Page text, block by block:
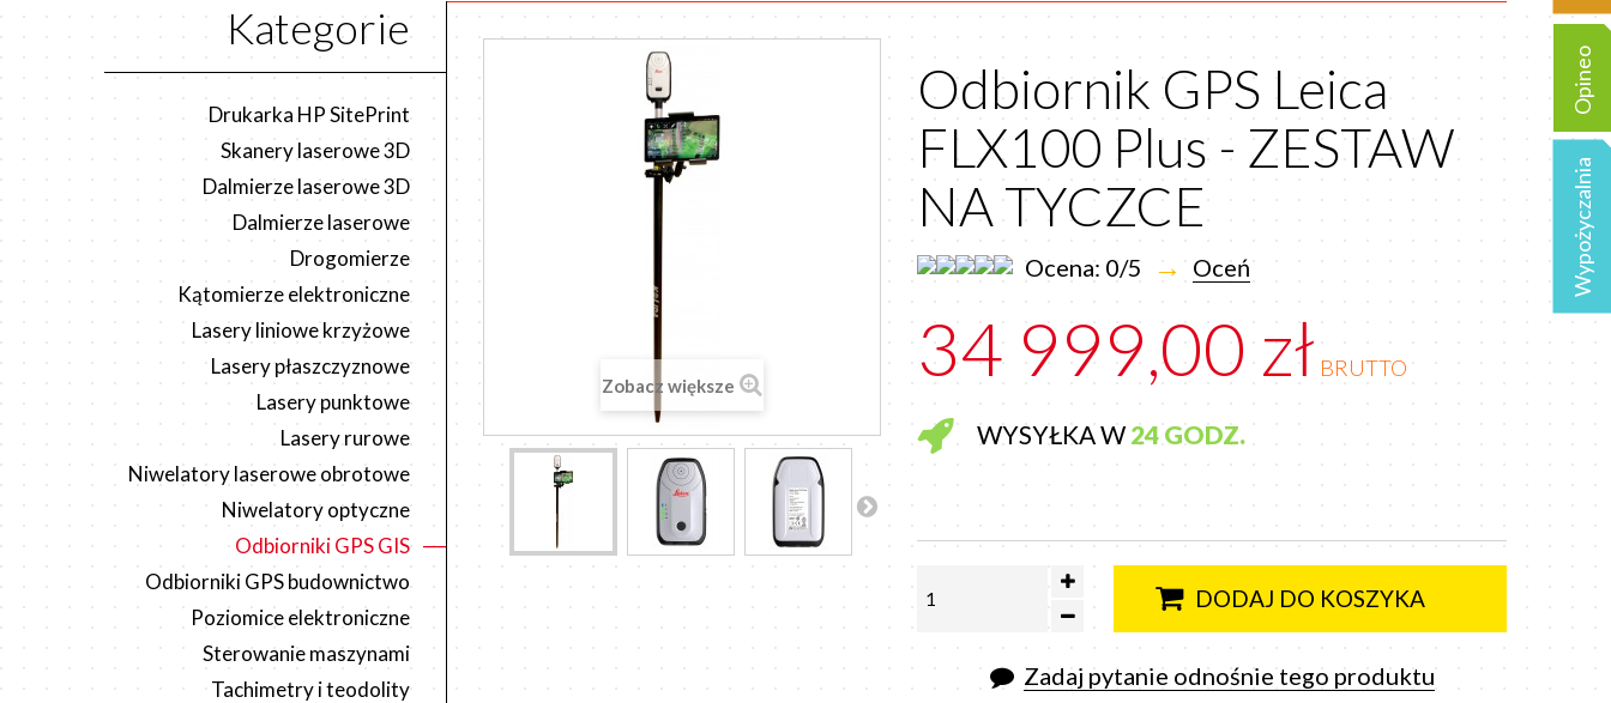
Kategorie
Drukarka HP SitePrint
Skanery laserowe 3D
Dalmierze laserowe 3D
Dalmierze laserowe
Drogomierze
Kątomierze elektroniczne
Lasery liniowe krzyżowe
Lasery płaszczyznowe
Lasery punktowe
Lasery rurowe
Niwelatory laserowe obrotowe
Niwelatory optyczne
Odbiorniki GPS GIS
Odbiorniki GPS budownictwo
Poziomice elektroniczne
Sterowanie maszynami
Tachimetry i teodolity
Zobacz większe
Odbiornik GPS Leica
FLX100 Plus - ZESTAW
NA TYCZCE
Ocena: 0/5 → Oceń
34 999,00 zł BRUTTO
WYSYŁKA W 24 GODZ.
DODAJ DO KOSZYKA
Zadaj pytanie odnośnie tego produktu
Opineo
Wypożyczalnia